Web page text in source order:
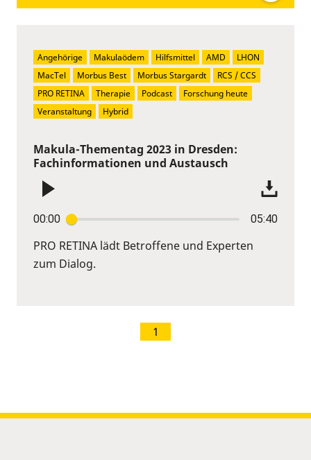
Makula-Thementag 2023 in Dresden:
Fachinformationen und Austausch
00:00 05:40
PRO RETINA lädt Betroffene und Experten
zum Dialog.
Angehörige Makulaödem Hilfsmittel AMD
LHON
MacTel
Morbus Best Morbus Stargardt
RCS / CCS
PRO RETINA
Therapie Podcast
Forschung heute
Veranstaltung
Hybrid
1